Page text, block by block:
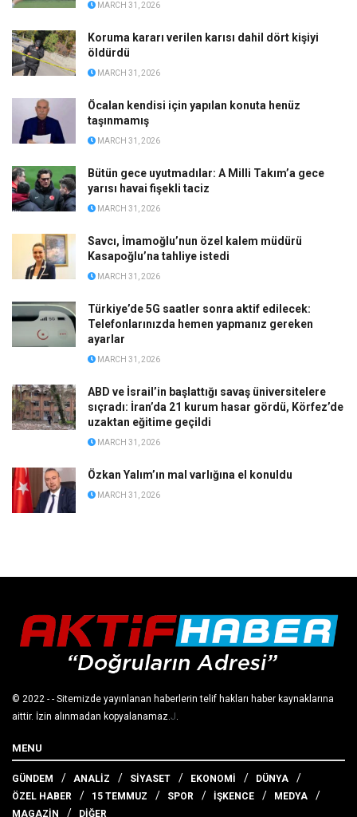
MARCH 31, 2026
Koruma kararı verilen karısı dahil dört kişiyi
öldürdü
MARCH 31, 2026
Öcalan kendisi için yapılan konuta henüz
taşınmamış
MARCH 31, 2026
Bütün gece uyutmadılar: A Milli Takım’a gece
yarısı havai fişekli taciz
MARCH 31, 2026
Savcı, İmamoğlu’nun özel kalem müdürü
Kasapoğlu’na tahliye istedi
MARCH 31, 2026
Türkiye’de 5G saatler sonra aktif edilecek:
Telefonlarınızda hemen yapmanız gereken
ayarlar
MARCH 31, 2026
ABD ve İsrail’in başlattığı savaş üniversitelere
sıçradı: İran’da 21 kurum hasar gördü, Körfez’de
uzaktan eğitime geçildi
MARCH 31, 2026
Özkan Yalım’ın mal varlığına el konuldu
MARCH 31, 2026
© 2022 - - Sitemizde yayınlanan haberlerin telif hakları haber kaynaklarına
aittir. İzin alınmadan kopyalanamaz. J
MENU
GÜNDEM ANALİZ SİYASET EKONOMİ
DÜNYA
ÖZEL HABER
15 TEMMUZ SPOR İŞKENCE
MEDYA
MAGAZİN
DİĞER